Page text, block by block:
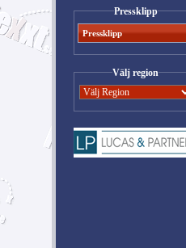
Pressklipp
Pressklipp
Välj region